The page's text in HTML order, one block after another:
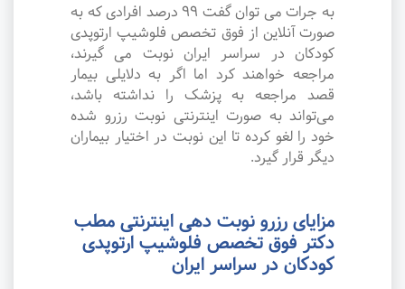
به جرات می‌ توان گفت ۹۹ درصد افرادی که به
صورت آنلاین از فوق تخصص فلوشیپ ارتوپدی
کودکان در سراسر ایران نوبت می گیرند،
مراجعه خواهند کرد اما اگر به دلایلی بیمار
قصد مراجعه به پزشک را نداشته باشد،
می‌تواند به صورت اینترنتی نوبت رزرو شده
خود را لغو کرده تا این نوبت در اختیار بیماران
دیگر قرار گیرد.
مزایای رزرو نوبت دهی اینترنتی مطب
دکتر فوق تخصص فلوشیپ ارتوپدی
کودکان در سراسر ایران